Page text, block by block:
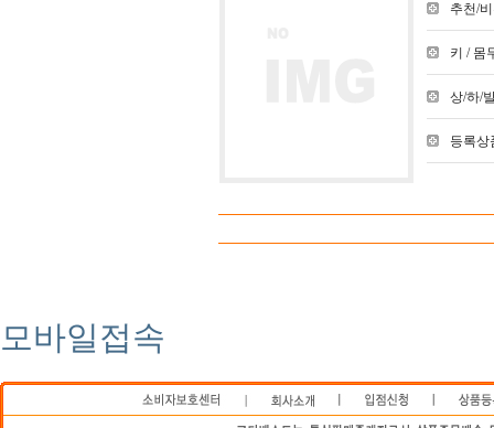
추천/
키 / 몸
상/하/
등록상
모바일접속